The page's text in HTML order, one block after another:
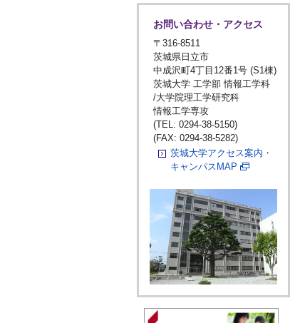
お問い合わせ・アクセス
〒316-8511
茨城県日立市
中成沢町4丁目12番1号 (S1棟)
茨城大学 工学部 情報工学科
/大学院理工学研究科
情報工学専攻
(TEL: 0294-38-5150)
(FAX: 0294-38-5282)
茨城大学アクセス案内・
キャンパスMAP